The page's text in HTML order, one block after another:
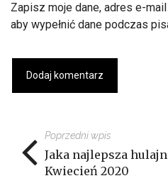
Zapisz moje dane, adres e-
aby wypełnić dane podczas
Poprzedni wpis
Jaka najlepsza
Kwiecień 2020